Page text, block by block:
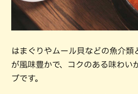
はまぐりやムール貝などの魚介類
が風味豊かで、コクのある味わい
ブです。